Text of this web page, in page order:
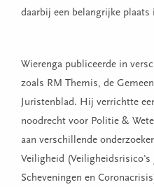
daarbij een belangrijke plaats
Wierenga publiceerde in
zoals RM Themis, de
Juristenblad. Hij verrichtte
noodrecht voor Politie &
aan verschillende
Veiligheid (Veiligheidsrisico's
Scheveningen en